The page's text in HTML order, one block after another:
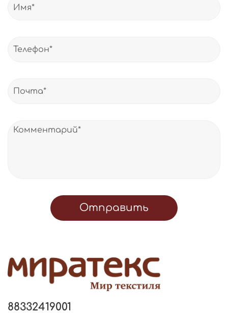
Отправить
88332419001